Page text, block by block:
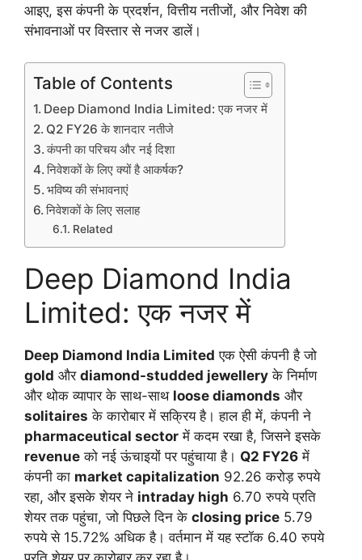
आइए, इस कंपनी के प्रदर्शन, वित्तीय नतीजों, और निवेश की
संभावनाओं पर विस्तार से नजर डालें।
Table of Contents
Deep Diamond India Limited: एक नजर में
Q2 FY26 के शानदार नतीजे
कंपनी का परिचय और नई दिशा
निवेशकों के लिए क्यों है आकर्षक?
भविष्य की संभावनाएं
निवेशकों के लिए सलाह
Related
Deep Diamond India
Limited: एक नजर में
Deep Diamond India Limited एक ऐसी कंपनी है जो
gold और diamond-studded jewellery के निर्माण
और थोक व्यापार के साथ-साथ loose diamonds और
solitaires के कारोबार में सक्रिय है। हाल ही में, कंपनी ने
pharmaceutical sector में कदम रखा है, जिसने इसके
revenue को नई ऊंचाइयों पर पहुंचाया है। Q2 FY26 में
कंपनी का market capitalization 92.26 करोड़ रुपये
रहा, और इसके शेयर ने intraday high 6.70 रुपये प्रति
शेयर तक पहुंचा, जो पिछले दिन के closing price 5.79
रुपये से 15.72% अधिक है। वर्तमान में यह स्टॉक 6.40 रुपये